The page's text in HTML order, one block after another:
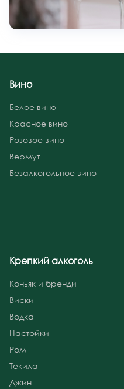
Вино
Белое вино
Красное вино
Розовое вино
Вермут
Безалкогольное вино
Крепкий алкоголь
Коньяк и бренди
Виски
Водка
Настойки
Ром
Текила
Джин